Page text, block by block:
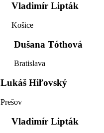
Vladimír Lipták
Košice
Dušana Tóthová
Bratislava
Lukáš Hiľovský
Prešov
Vladimír Lipták